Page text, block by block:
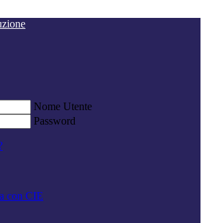
Nome Utente
Password
con CIE